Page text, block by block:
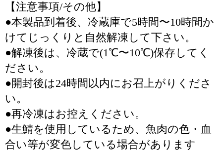
【注意事項/その他】
●本製品到着後、冷蔵庫で5時間〜10時間か
けてじっくりと自然解凍して下さい。
●解凍後は、冷蔵で(1℃〜10℃)保存してく
ださい。
●開封後は24時間以内にお召上がりくださ
い。
●再冷凍はお控えください。
●生鯖を使用しているため、魚肉の色・血
合い等が変色している場合があります